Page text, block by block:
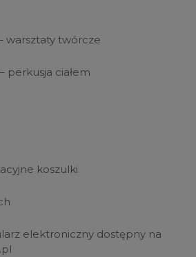
warsztaty twórcze
perkusja ciałem
koszulki
elektroniczny dostępny na